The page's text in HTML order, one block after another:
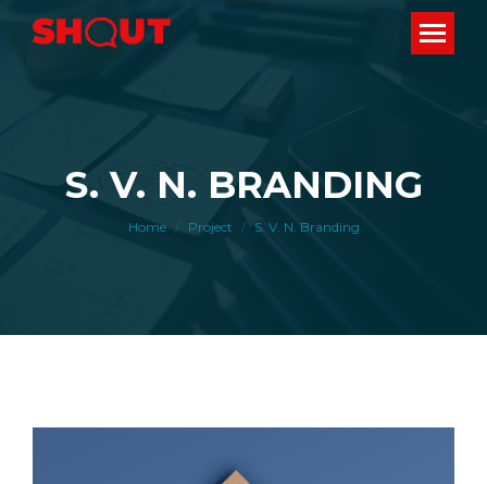
S. V. N. BRANDING
You are here:
Home Project S. V. N. Branding